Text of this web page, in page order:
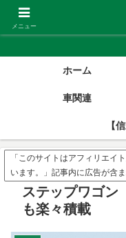
ホーム
車関連
【
「このサイトはアフィリエイ
います。」記事内に広告が含ま
ステップワゴン
も楽々積載
メニュー